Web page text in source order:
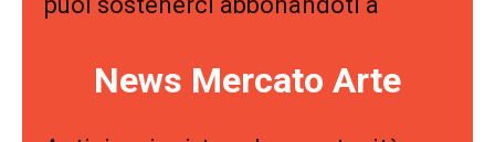
News Mercato Arte